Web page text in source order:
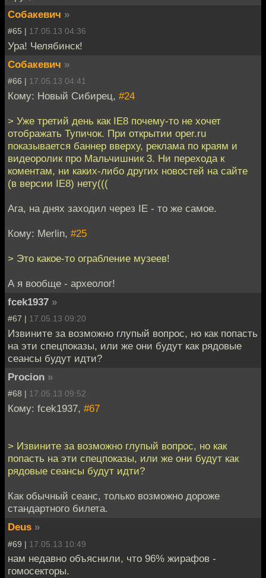
Собакевич »
#65 | 17.05.13 04:36
Ура! Челябинск!
Собакевич »
#66 | 17.05.13 04:41
Кому: Новый Сибирец, #24
> Уже третий день как IE8 почему-то не хочет
отображать Тупичок. При открытии oper.ru
показывается баннер вверху, реклама по краям и
видеоролик про Мальчишник 3. Ни перехода к
коментам, ни каких-либо других новостей на сайте
(в версии IE8) нету(((
Ага, на днях заходил через IE - то же самое.
Кому: Merlin, #25
> Это какое-то ограбление музеев!
А я вообще - археолог!
fcek1937 »
#67 | 17.05.13 09:20
Извините за возможно глупый вопрос, но как попасть
на эти спецпоказы, или же они будут как рядовые
сеансы будут идти?
Procion »
#68 | 17.05.13 09:52
Кому: fcek1937, #67
> Извините за возможно глупый вопрос, но как
попасть на эти спецпоказы, или же они будут как
рядовые сеансы будут идти?
Как обычный сеанс, только возможно дороже
стандартного билета.
Deus »
#69 | 17.05.13 10:49
нам недавно объяснили, что 96% жирафов -
гомосекторы.